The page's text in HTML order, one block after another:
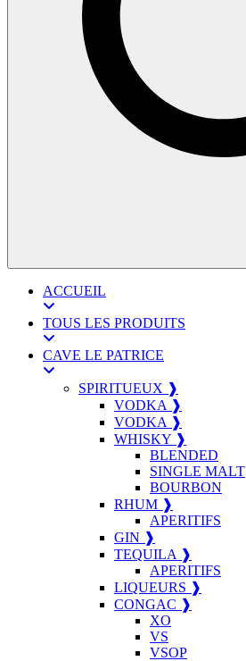
ACCUEIL
TOUS LES PRODUITS
CAVE LE PATRICE
SPIRITUEUX ❱
VODKA ❱
VODKA ❱
WHISKY ❱
BLENDED
SINGLE MALT
BOURBON
RHUM ❱
APERITIFS
GIN ❱
TEQUILA ❱
APERITIFS
LIQUEURS ❱
CONGAC ❱
XO
VS
VSOP